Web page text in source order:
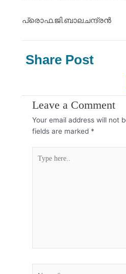
പ്രൊഫ.ജി.ബാലചന്ദ്രൻ
Share Post
Leave a Comment
Your email address will not
fields are marked *
here..